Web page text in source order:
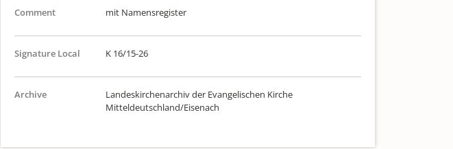
Comment mit Namensregister
Signature Local K 16/15-26
Archive
Landeskirchenarchiv der Evangelischen Kirche
Mitteldeutschland/Eisenach